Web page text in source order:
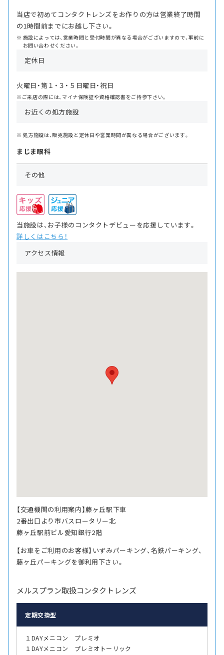
当店で初めてコンタクトレンズをお作りの方は営業終了時間
の1時間前までにお越し下さい。
施設によっては、営業時間と受付時間が異なる場合がございますので、事前に
お問い合わせください。
定休日
火曜日・第１・３・５日曜日・祝日
※ご来店の際には、マイナ保険証や資格確認書をご持参下さい。
お近くの処方施設
処方施設は、販売施設と定休日や営業時間が異なる場合がございます。
まじま眼科
その他
当施設は、お子様のコンタクトデビューを応援しています。
詳しくはこちら！
アクセス情報
【交通機関の利用案内】藤ヶ丘駅下車
2番出口より市バスロータリー北
藤ヶ丘駅前ビル愛知銀行2階
【お車をご利用のお客様】いずみパーキング、名鉄パーキング、
藤ヶ丘パーキングを御利用下さい。
メルスプラン取扱コンタクトレンズ
定期交換型
１DAYメニコン プレミオ
１DAYメニコン プレミオトーリック